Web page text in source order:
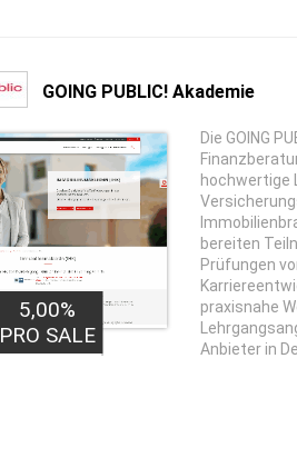
GOING PUBLIC! Akademie
10,00€
PRO LEAD
5,00%
PRO SALE
Die GOING
hochwertige
bereiten
Prüfungen
praxisnahe
Anbieter in